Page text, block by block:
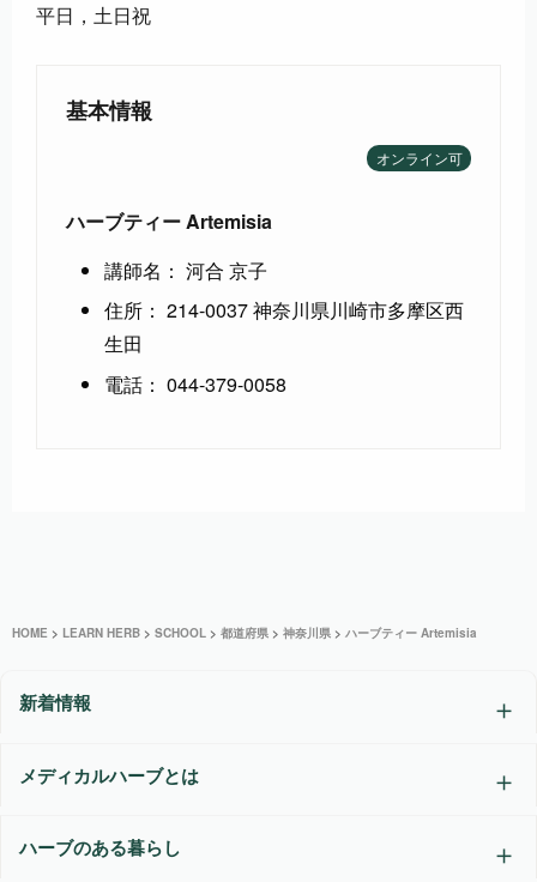
平日，土日祝
基本情報
オンライン可
ハーブティー Artemisia
講師名： 河合 京子
住所： 214-0037 神奈川県川崎市多摩区西
生田
電話： 044-379-0058
HOME > LEARN HERB > SCHOOL > 都道府県 > 神奈川県 > ハーブティー Artemisia
新着情報
メディカルハーブとは
ハーブのある暮らし